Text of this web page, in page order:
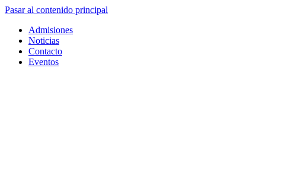
Pasar al contenido principal
Admisiones
Noticias
Contacto
Eventos